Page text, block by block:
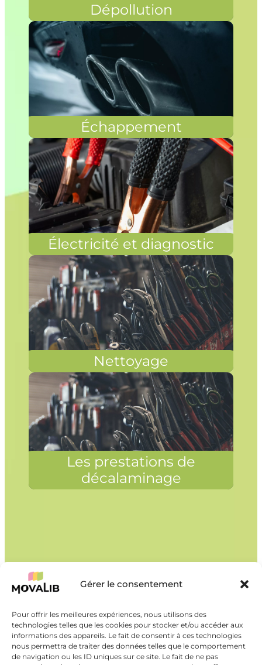
Gérer le consentement
Pour offrir les meilleures expériences, nous utilisons des
technologies telles que les cookies pour stocker et/ou accéder aux
informations des appareils. Le fait de consentir à ces technologies
nous permettra de traiter des données telles que le comportement
de navigation ou les ID uniques sur ce site. Le fait de ne pas
Dépollution
Échappement
Électricité et diagnostic
Nettoyage
Les prestations de
décalaminage